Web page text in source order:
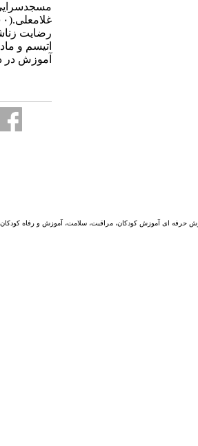
غلامعلی.(۱۴۰۰).
رضایت
اتیسم و
آموزش در
ای آموزش کودکان، مراقبت، سلامت، آموزش و رفاه